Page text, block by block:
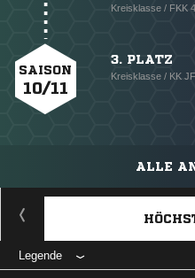
Kreisklasse / FKK
SAISON
10/11
3. PLATZ
Kreisklasse / KK
ALLE
Legende